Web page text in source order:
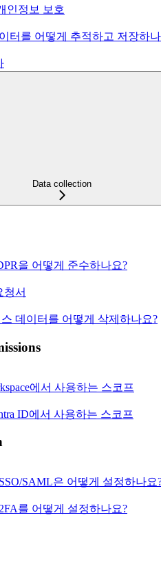
인정보 보호
터를 어떻게 추적하고 저장하
Data collection
을 어떻게 준수하나요?
청서
데이터를 어떻게 삭제하나요?
에서 사용하는 스코프
ID에서 사용하는 스코프
SAML은 어떻게 설정하나요
를 어떻게 설정하나요?